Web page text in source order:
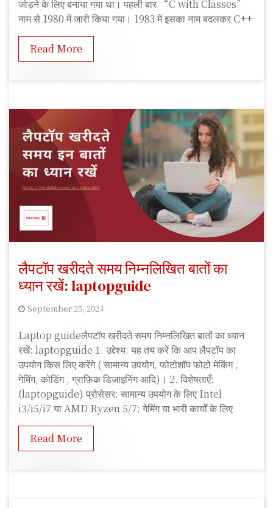
t
K
जोड़ने के लिए बनाया गया था। पहली बार “C with Classes”
नाम से 1980 में जारी किया गया। 1983 में इसका नाम बदलकर C++
Read More
लैपटॉप खरीदते समय निम्नलिखित बातों का
ध्यान रखें: laptopguide
September 25, 2024
n
k
i
t
K
u
Laptop guideलैपटॉप खरीदते समय निम्नलिखित बातों का ध्यान
रखें: laptopguide 1. उद्देश्य: यह तय करें कि आप लैपटॉप का
उपयोग किस लिए करेंगे ( सामान्य उपयोग, फोटोशॉप फोटो मेकिंग ,
गेमिंग, कोडिंग , ग्राफ़िक डिजाइनिंग आदि)। 2. विशेषताएँ:
(laptopguide) प्रोसेसर: सामान्य उपयोग के लिए Intel
i3/i5/i7 या AMD Ryzen 5/7; गेमिंग या भारी कार्यों के लिए
Read More